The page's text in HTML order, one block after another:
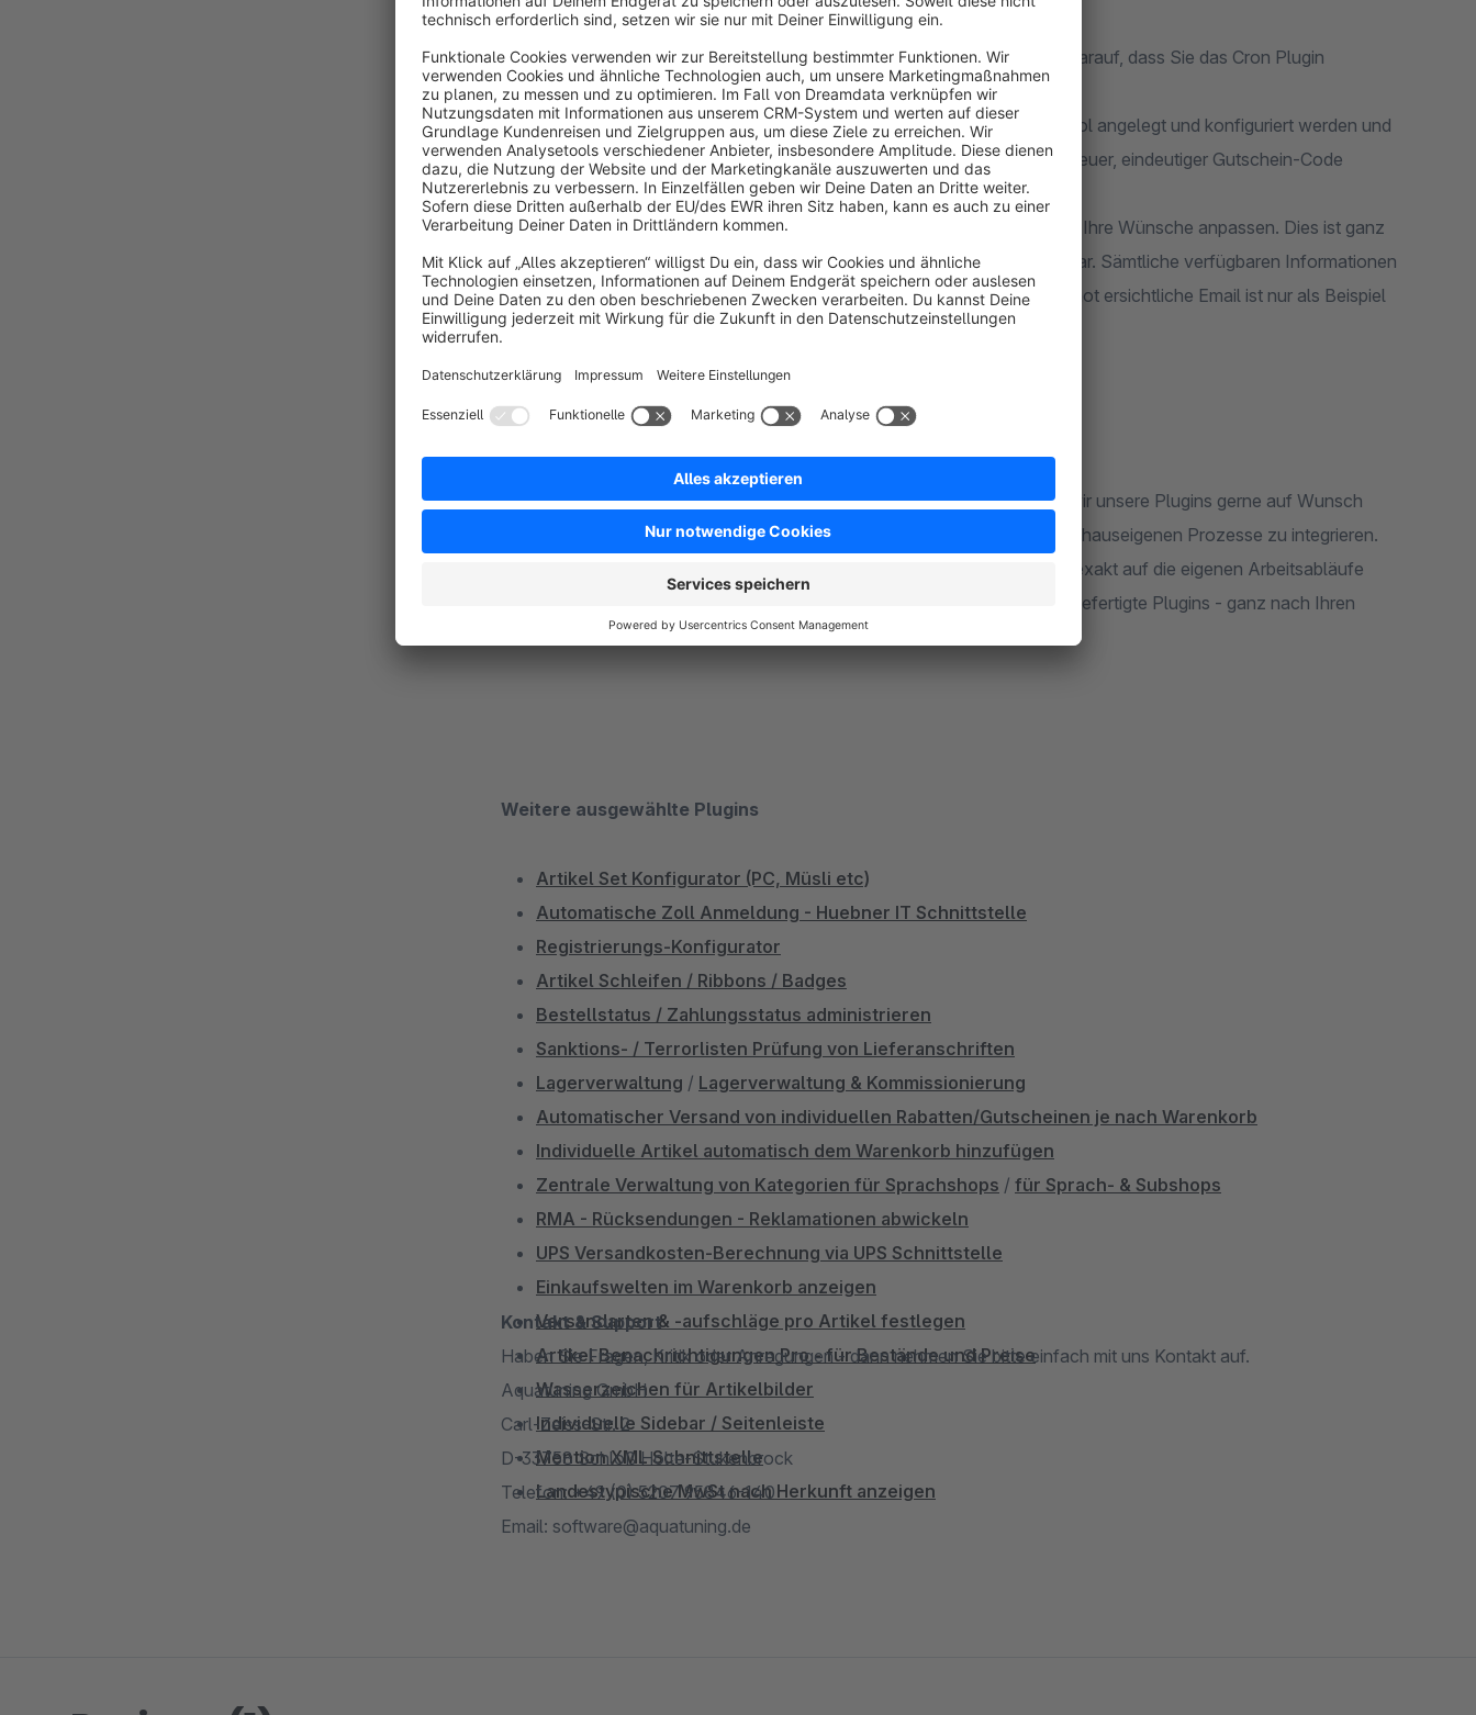
Der Versand der Emails erfolgt über einen Cronjob. Bitte achten Sie darauf, dass Sie das Cron Plugin
entsprechend installiert und konfiguriert haben.
Der Gutschein muss vorher manuell über das standard Shopware Tool angelegt und konfiguriert werden und
muss vom Typ "Individuell" sein. Es wird pro Email automatisch ein neuer, eindeutiger Gutschein-Code
erzeugt.
Wir empfehlen dringend, dass Sie die beiliegenden Email Vorlagen an Ihre Wünsche anpassen. Dies ist ganz
einfach über das Shopware backend in den "Email Vorlagen" machbar. Sämtliche verfügbaren Informationen
finden Sie im Reiter "Variablen Informationen". Die auf dem Screenshot ersichtliche Email ist nur als Beispiel
für eine mögliche Darstellung gedacht.
Individuelle Programmierung
Als zertifizierter Entwickler und Spezialist für Shopware Plugins passen wir unsere Plugins gerne auf Wunsch
Ihren Anforderungen entsprechend an, um diese maßgeschneidert in Ihre hauseigenen Prozesse zu integrieren.
Jedes Unternehmen ist einzigartig und bedarf individueller Lösungen, die exakt auf die eigenen Arbeitsabläufe
zugeschnitten sind. Gerne erstellen wir Ihnen Angebote für individuell angefertigte Plugins - ganz nach Ihren
Weitere ausgewählte Plugins
Artikel Set Konfigurator (PC, Müsli etc)
Automatische Zoll Anmeldung - Huebner IT Schnittstelle
Registrierungs-Konfigurator
Artikel Schleifen / Ribbons / Badges
Bestellstatus / Zahlungsstatus administrieren
Sanktions- / Terrorlisten Prüfung von Lieferanschriften
Lagerverwaltung / Lagerverwaltung & Kommissionierung
Automatischer Versand von individuellen Rabatten/Gutscheinen je nach Warenkorb
Individuelle Artikel automatisch dem Warenkorb hinzufügen
Zentrale Verwaltung von Kategorien für Sprachshops / für Sprach- & Subshops
RMA - Rücksendungen - Reklamationen abwickeln
UPS Versandkosten-Berechnung via UPS Schnittstelle
Einkaufswelten im Warenkorb anzeigen
Versandarten & -aufschläge pro Artikel festlegen
Artikel Benachrichtigungen Pro - für Bestände und Preise
Wasserzeichen für Artikelbilder
Individuelle Sidebar / Seitenleiste
Mention XML Schnittstelle
Landestypische MwSt nach Herkunft anzeigen
Kontakt & Support
Haben Sie Fragen, Kritik oder Anregungen - dann nehmen Sie bitte einfach mit uns Kontakt auf.
Aquatuning GmbH
Carl-Zeiss-Str. 2
D-33758 Schloß Holte-Stukenbrock
Telefon: +49 (0) 5207 95846-140
Email: software@aquatuning.de